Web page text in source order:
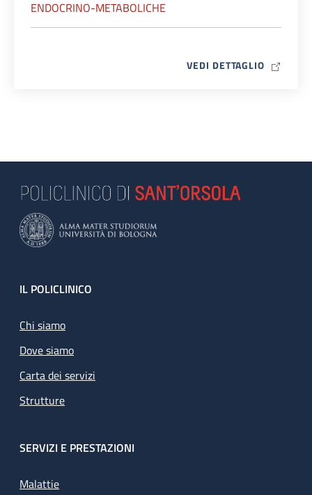
ENDOCRINO-METABOLICHE
VEDI DETTAGLIO MAP ICON
Footer
IL POLICLINICO
Chi siamo
Dove siamo
Carta dei servizi
Strutture
SERVIZI E PRESTAZIONI
Malattie